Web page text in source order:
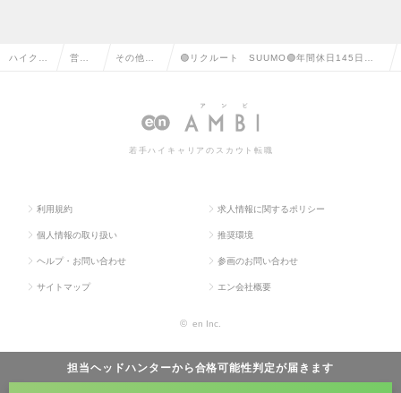
担当ヘッドハンターから合格可能性判定が届きます
ハイクラ 営業 その他、 🟢リクルート SUUMO🟢年間休日145日！
の求人情報
若手ハイキャリアのスカウト転職
利用規約 求人情報に関するポリシー
個人情報の取り扱い 推奨環境
ヘルプ・お問い合わせ 参画のお問い合わせ
サイトマップ エン会社概要
© en Inc.